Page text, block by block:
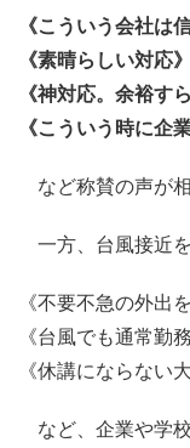
《こういう会社は
《素晴らしい対応》
《神対応。余裕す
《こういう時に企
など称賛の声が相
一方、台風接近
《不要不急の外出
《台風でも通常勤
《休講にならない
など、企業や学校